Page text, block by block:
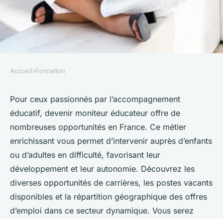
Opportunités d'emploi pour
moniteur éducateur en france
Sara•19 octobre 2024•7 min de lecture
Accueil›Formation
Pour ceux passionnés par l’accompagnement
éducatif, devenir moniteur éducateur offre de
nombreuses opportunités en France. Ce métier
enrichissant vous permet d’intervenir auprès d’enfants
ou d’adultes en difficulté, favorisant leur
développement et leur autonomie. Découvrez les
diverses opportunités de carrières, les postes vacants
disponibles et la répartition géographique des offres
d’emploi dans ce secteur dynamique. Vous serez